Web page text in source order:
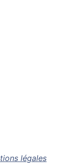
légales